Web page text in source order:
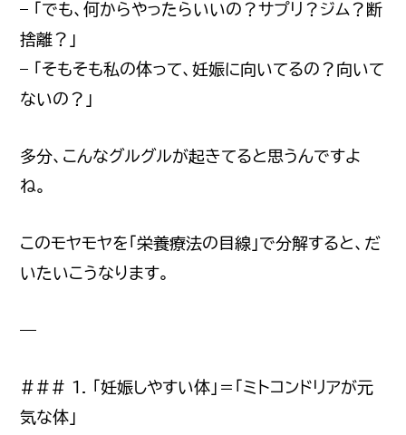
– 「でも、何からやったらいいの？サプリ？ジム？断
捨離？」
– 「そもそも私の体って、妊娠に向いてるの？向いて
ないの？」
多分、こんなグルグルが起きてると思うんですよ
ね。
このモヤモヤを「栄養療法の目線」で分解すると、だ
いたいこうなります。
—
### 1. 「妊娠しやすい体」＝「ミトコンドリアが元
気な体」